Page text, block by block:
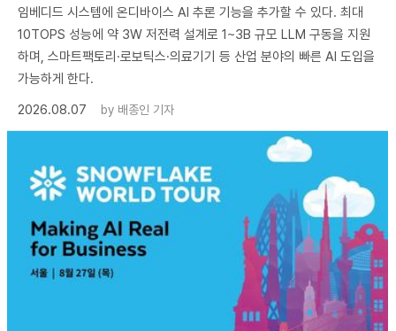
임베디드 시스템에 온디바이스 AI 추론 기능을 추가할 수 있다. 최대
10TOPS 성능에 약 3W 저전력 설계로 1~3B 규모 LLM 구동을 지원
하며, 스마트팩토리·로보틱스·의료기기 등 산업 분야의 빠른 AI 도입을
가능하게 한다.
2026.08.07
by 배종인 기자